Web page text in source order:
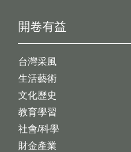
開卷有益
台灣采風
生活藝術
文化歷史
教育學習
社會/科學
財金產業